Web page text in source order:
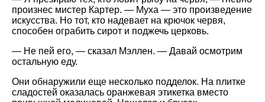
произнес мистер Картер. — Муха — это произведение
искусства. Но тот, кто надевает на крючок червя,
способен ограбить сирот и поджечь церковь.
— Не пей его, — сказал Мэллен. — Давай осмотрим
остальную еду.
Они обнаружили еще несколько подделок. На плитке
сладостей оказалась оранжевая этикетка вместо